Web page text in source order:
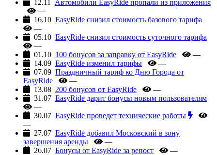
12.11
Автомобили EasyRide пропали из приложения
—
16.10 EasyRide снизил стоимость базового тарифа
—
05.10 EasyRide снизил стоимость суточного тарифа
—
01.10 100 бонусов за заправку от EasyRide
—
14.09 EasyRide изменил тарифы
—
07.09 Праздничный тариф ко Дню Города от
EasyRide
—
13.08 200 бонусов от EasyRide
—
31.07 EasyRide дарит бонусы новым пользователям
—
30.07 EasyRide проведет технические работы
—
27.07 EasyRide добавил Московский в зону
завершения аренды
—
26.07 Бонусы от EasyRide за репост
—